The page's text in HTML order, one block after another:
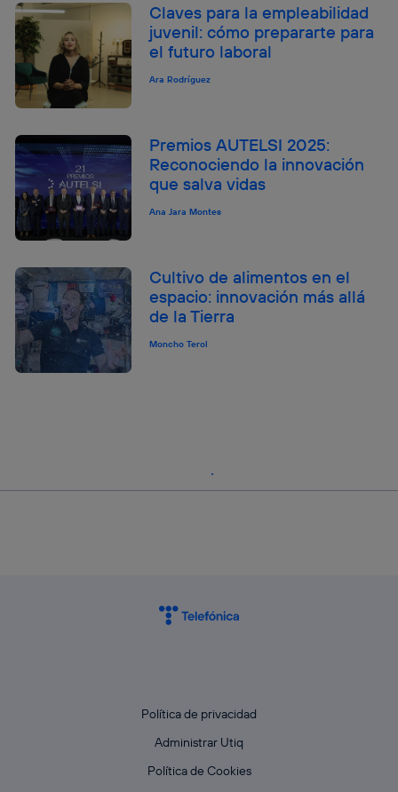
Claves para la empleabilidad
juvenil: cómo prepararte para
el futuro laboral
Ara Rodríguez
Premios AUTELSI 2025:
Reconociendo la innovación
que salva vidas
Ana Jara Montes
Cultivo de alimentos en el
espacio: innovación más allá
de la Tierra
Moncho Terol
Política de privacidad
Administrar Utiq
Política de Cookies